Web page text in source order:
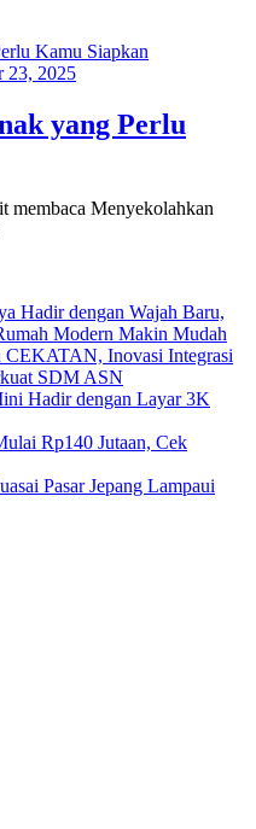
23, 2025
yang Perlu
membaca Menyekolahkan
Hadir dengan Wajah Baru,
Modern Makin Mudah
Inovasi Integrasi
SDM ASN
Hadir dengan Layar 3K
Rp140 Jutaan, Cek
Pasar Jepang Lampaui